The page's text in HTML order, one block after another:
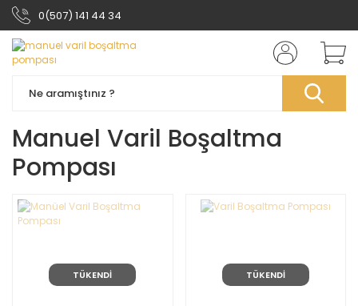
0(507) 141 44 34
Manuel Varil Boşaltma
Pompası
TÜKENDİ TÜKENDİ